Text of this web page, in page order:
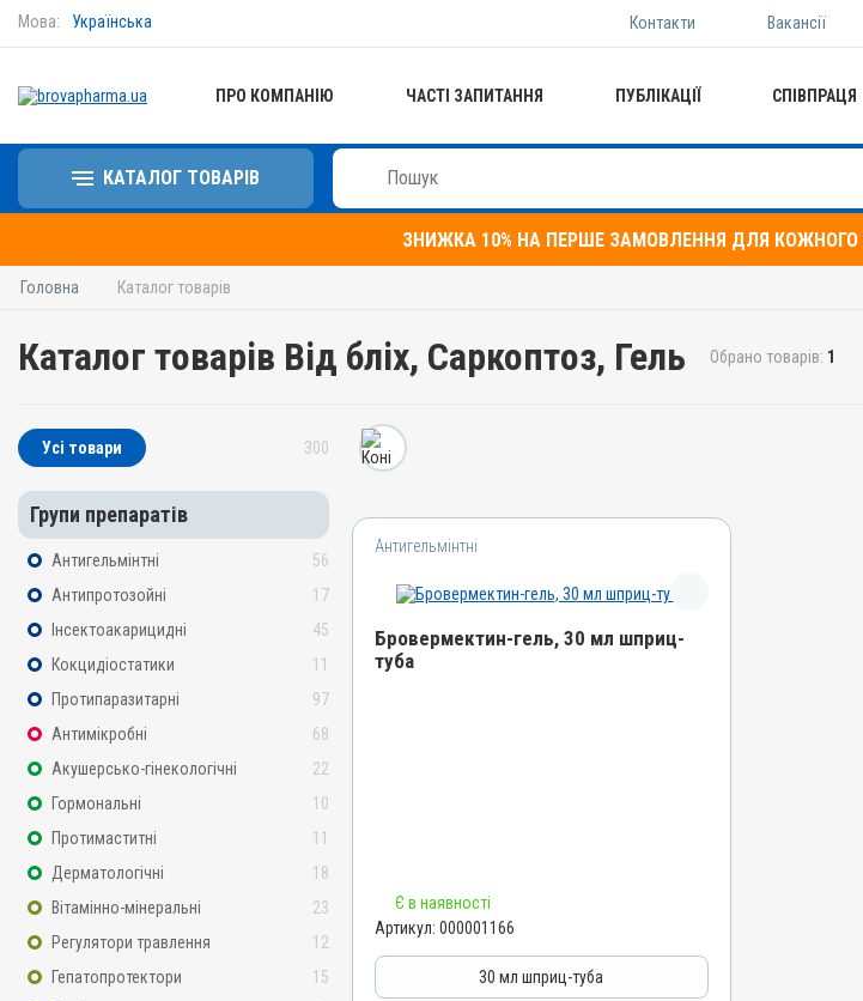
Мова: Українська Контакти Вакансії
ПРО КОМПАНІЮ ЧАСТІ ЗАПИТАННЯ ПУБЛІКАЦІЇ СПІВПРАЦЯ
КАТАЛОГ ТОВАРІВ
ЗНИЖКА 10% НА ПЕРШЕ ЗАМОВЛЕННЯ ДЛЯ КОЖНОГО
Головна Каталог товарів
Каталог товарів Від бліх, Саркоптоз, Гель Обрано товарів: 1
Усі товари 300
Групи препаратів
Антигельмінтні
56
Антипротозойні
17
Інсектоакарицидні
45
Кокцидіостатики
11
Протипаразитарні
97
Антимікробні
68
Акушерсько-гінекологічні
22
Гормональні
10
Протимаститні
11
Дерматологічні
18
Вітамінно-мінеральні
23
Регулятори травлення
12
Гепатопротектори
15
Антигельмінтні
Бровермектин-гель, 30 мл шприц-
туба
АВ-01264-01-10
Антигельмінтні, Протипаразитарні
Є в наявності
Артикул: 000001166
30 мл шприц-туба